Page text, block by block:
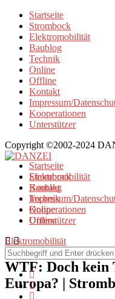
Startseite
Strombock
Elektromobilität
Baublog
Technik
Online
Offline
Kontakt
Impressum/
Kooperationen
Unterstützer
Copyright ©2002-2024
Startseite
Strombock
Kontakt
Impressum/
Kooperationen
Unterstützer
Elektromobilität
Baublog
Technik
Online
Offline
Elektromobilität
WTF: Doch kein
Europa? |